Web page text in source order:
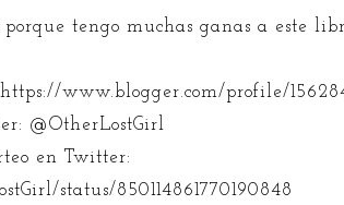
tengo muchas ganas a este
www.blogger.com/profile/
@OtherLostGirl
en Twitter:
status/850114861770190848